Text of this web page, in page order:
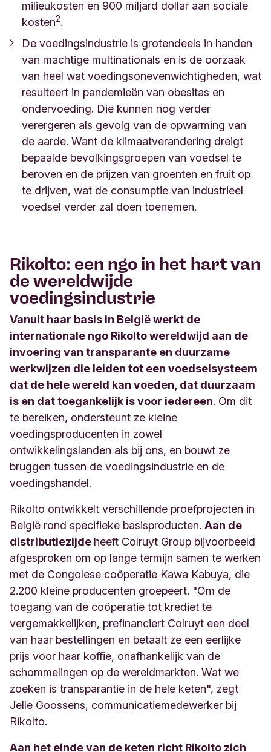
milieukosten en 900 miljard dollar aan sociale
kosten2.
De voedingsindustrie is grotendeels in handen
van machtige multinationals en is de oorzaak
van heel wat voedingsonevenwichtigheden, wat
resulteert in pandemieën van obesitas en
ondervoeding. Die kunnen nog verder
verergeren als gevolg van de opwarming van
de aarde. Want de klimaatverandering dreigt
bepaalde bevolkingsgroepen van voedsel te
beroven en de prijzen van groenten en fruit op
te drijven, wat de consumptie van industrieel
voedsel verder zal doen toenemen.
Rikolto: een ngo in het hart van
de wereldwijde
voedingsindustrie
Vanuit haar basis in België werkt de
internationale ngo Rikolto wereldwijd aan de
invoering van transparante en duurzame
werkwijzen die leiden tot een voedselsysteem
dat de hele wereld kan voeden, dat duurzaam
is en dat toegankelijk is voor iedereen. Om dit
te bereiken, ondersteunt ze kleine
voedingsproducenten in zowel
ontwikkelingslanden als bij ons, en bouwt ze
bruggen tussen de voedingsindustrie en de
voedingshandel.
Rikolto ontwikkelt verschillende proefprojecten in
België rond specifieke basisproducten. Aan de
distributiezijde heeft Colruyt Group bijvoorbeeld
afgesproken om op lange termijn samen te werken
met de Congolese coöperatie Kawa Kabuya, die
2.200 kleine producenten groepeert. "Om de
toegang van de coöperatie tot krediet te
vergemakkelijken, prefinanciert Colruyt een deel
van haar bestellingen en betaalt ze een eerlijke
prijs voor haar koffie, onafhankelijk van de
schommelingen op de wereldmarkten. Wat we
zoeken is transparantie in de hele keten", zegt
Jelle Goossens, communicatiemedewerker bij
Rikolto.
Aan het einde van de keten richt Rikolto zich